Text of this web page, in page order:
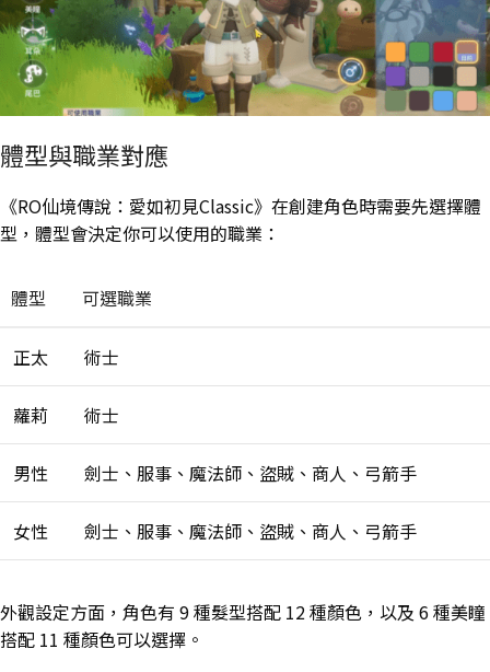
體型與職業對應
《RO仙境傳說：愛如初見Classic》在創建角色時需要先選擇體
型，體型會決定你可以使用的職業：
體型 可選職業
正太 術士
蘿莉 術士
男性 劍士、服事、魔法師、盜賊、商人、弓箭手
女性 劍士、服事、魔法師、盜賊、商人、弓箭手
外觀設定方面，角色有 9 種髮型搭配 12 種顏色，以及 6 種美瞳
搭配 11 種顏色可以選擇。